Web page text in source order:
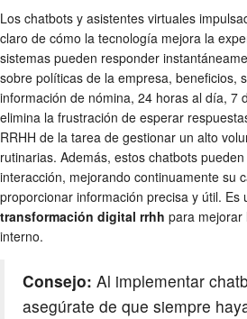
Los chatbots y asistentes virtuales
claro de cómo la tecnología mejora la
sistemas pueden responder
sobre políticas de la empresa, beneficios,
información de nómina, 24 horas al día, 7
elimina la frustración de esperar
RRHH de la tarea de gestionar un alto
rutinarias. Además, estos chatbots
interacción, mejorando continuamente su
proporcionar información precisa y útil. Es
transformación digital rrhh para mejorar
interno.
Consejo: Al implementar
asegúrate de que siempre